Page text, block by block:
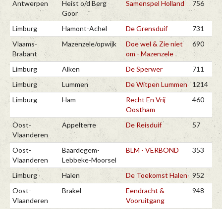
Antwerpen
Heist o/d Berg
Goor
Samenspel Holland 756
Limburg Hamont-Achel De Grensduif
731
Vlaams-
Brabant
Mazenzele/opwijk
Doe wel & Zie niet
om - Mazenzele
690
Limburg Alken De Sperwer
711
Limburg
Lummen De Witpen Lummen
1214
Limburg
Ham
Recht En Vrij
Oostham
460
Oost-
Vlaanderen
Appelterre De Reisduif 57
Oost-
Vlaanderen
Baardegem-
Lebbeke-Moorsel
BLM - VERBOND 353
Limburg Halen De Toekomst Halen
952
Oost-
Vlaanderen
Brakel
Eendracht &
Vooruitgang
948